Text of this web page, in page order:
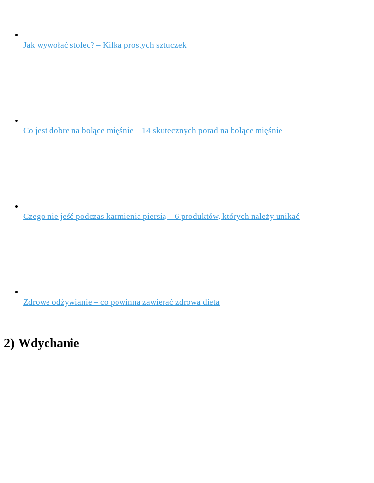
Jak wywołać stolec? – Kilka prostych sztuczek
Co jest dobre na bolące mięśnie – 14 skutecznych porad na bolące mięśnie
Czego nie jeść podczas karmienia piersią – 6 produktów, których należy unikać
Zdrowe odżywianie – co powinna zawierać zdrowa dieta
2) Wdychanie